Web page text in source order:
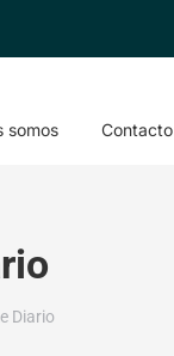
somos Contacto
Diario